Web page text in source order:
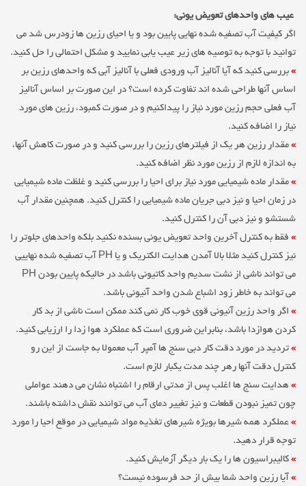
عیب های واحدهای تعویض یونی:
اگر کیفیت آب تصفیه شده نهایی پایین بود و یا احیای رزین ها زودرس شد می
توانید با توجه به توصیه های زیر عیب یابی نمایید و مشکل احتمالی را حل کنید.
» بررسی کنید که آیا آنالیز آب ورودی فعلی با آنالیز آبی که واحدهای رزین بر
اساس آنها طراحی شده اند تفاوت کرده است؟ در این صورت بر اساس آنالیز
آب فعلی حجم رزین مورد نیاز را پیداکنیم و در صورت کمبود، رزین های مورد
نیاز را اضافه کنید.
» مقدار رزین هر یک از فیلترهای رزین را بررسی کنید و در صورت کاهش آنها،
به اندازه لازم از رزین مورد نظر اضافه کنید.
» مقدار ماده شیمیایی مورد نیاز برای احیا را بررسی کنید و غلظت ماده شیمیایی
در زمان احیا و نیز دبی جریان ماده شیمیایی را کنترل کنید. همچنین مقدار آب
شستشو و نیز دبی آن را کنترل کنید.
» فقط به کنترل آخرین واحد تعویض یونی بسنده نکنید بلکه واحدهای جلوتر را
نیز کنترل کنید مثلا بالا آمدن هدایت الکتریک و یا PH آب تصفیه شده نهاییی
می تواند ناشی از نشت سدیم واحد کاتیونی باشد در حالیکه پایین بودن PH
می تواند به خاطر زود اشباع شدن واحد آنیونی باشد.
» اگر واحد رزین آنیونی قوی خوب کار نمی کند ممکن است ناشی از بد کار
کردن هوازدا باشد، بنابراین ضروری است که عملکرد هوا زدا را ارزیابی کنید.
» تردید در مورد دقت کار دبی سنج ها آمپر آب معمولا به جاست از این رو
کنترل دقت آنها رهر چند مدت یکبار لازم است.
» هدایت سنج ها اغلب پس از مدتی ارقام را اشتباه نشان می دهند عواملی
چون تمیز نبودن قطعات و نیز تغییر دمای آب می توانند نقش داشته باشند.
» عملکرد همه شیرها بویژه شیرهای تغذیه مواد شیمیایی در موقع احیا را مورد
توجه قرار دهید.
» کالیبراسیون ها را یک بار دیگر آزمایش کنید.
» آیا رزین واحد شما بیش از حد فرسوده نیست؟